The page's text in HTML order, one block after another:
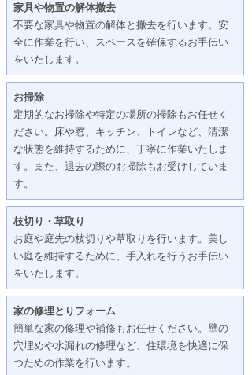
家具や物置の解体撤去
不要な家具や物置の解体と撤去を行います。安
全に作業を行い、スペースを確保するお手伝い
をいたします。
お掃除
定期的なお掃除や特定の場所の掃除もお任せく
ださい。床や窓、キッチン、トイレなど、清潔
な状態を維持するために、丁寧に作業いたしま
す。また、退去の際のお掃除もお受けしていま
す。
枝切り・草取り
お庭や庭先の枝切りや草取りを行います。美し
い庭を維持するために、手入れを行うお手伝い
をいたします。
家の修理とりフォーム
簡単な家の修理や補修もお任せください。壁の
穴埋めや水漏れの修理など、住環境を快適に保
つための作業を行います。